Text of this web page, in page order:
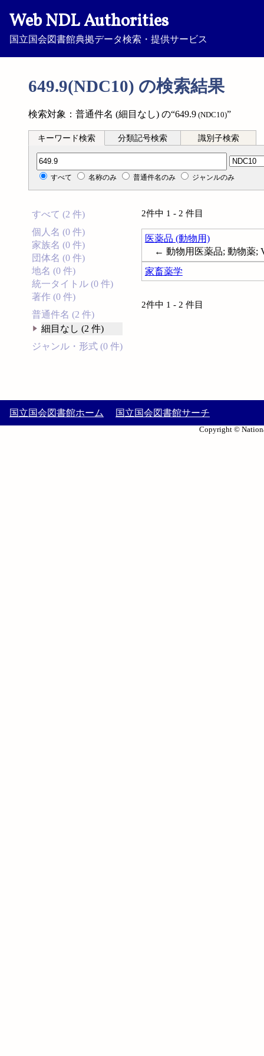
Web NDL Authorities
国立国会図書館典拠データ検索・提供サービス
649.9(NDC10) の検索結果
検索対象：普通件名 (細目なし) の“649.9 (NDC10)”
キーワード検索 分類記号検索 識別子検索
分類記号検索
すべて 名称のみ 普通件名のみ ジャンルのみ
すべて (2 件)
個人名 (0 件)
家族名 (0 件)
団体名 (0 件)
地名 (0 件)
統一タイトル (0 件)
著作 (0 件)
普通件名 (2 件)
細目なし (2 件)
ジャンル・形式 (0 件)
2件中 1 - 2 件目
医薬品 (動物用)
← 動物用医薬品; 動物薬;
家畜薬学
2件中 1 - 2 件目
国立国会図書館ホーム 国立国会図書館サーチ
Copyright ©